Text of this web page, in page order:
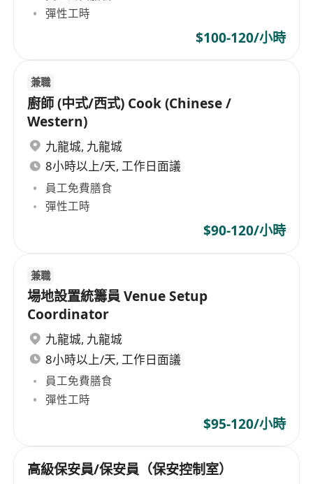
彈性工時
$100-120/小時
兼職
廚師 (中式/西式) Cook (Chinese /
Western)
九龍城, 九龍城
8小時以上/天, 工作日面議
員工免費膳食
彈性工時
$90-120/小時
兼職
場地設置統籌員 Venue Setup
Coordinator
九龍城, 九龍城
8小時以上/天, 工作日面議
員工免費膳食
彈性工時
$95-120/小時
高級保安員/保安員（保安控制室）